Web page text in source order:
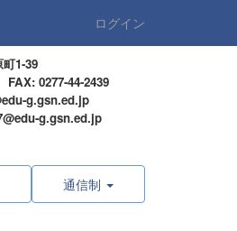
ログイン
1-39
0277-44-2439
g.gsn.ed.jp
g.gsn.ed.jp
通信制